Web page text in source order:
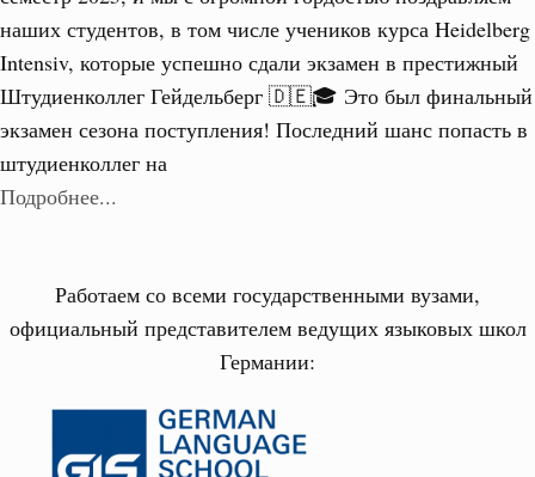
наших студентов, в том числе учеников курса Heidelberg
Intensiv, которые успешно сдали экзамен в престижный
Штудиенколлег Гейдельберг 🇩🇪🎓 Это был финальный
экзамен сезона поступления! Последний шанс попасть в
штудиенколлег на
Подробнее...
Работаем со всеми государственными вузами,
официальный представителем ведущих языковых школ
Германии: